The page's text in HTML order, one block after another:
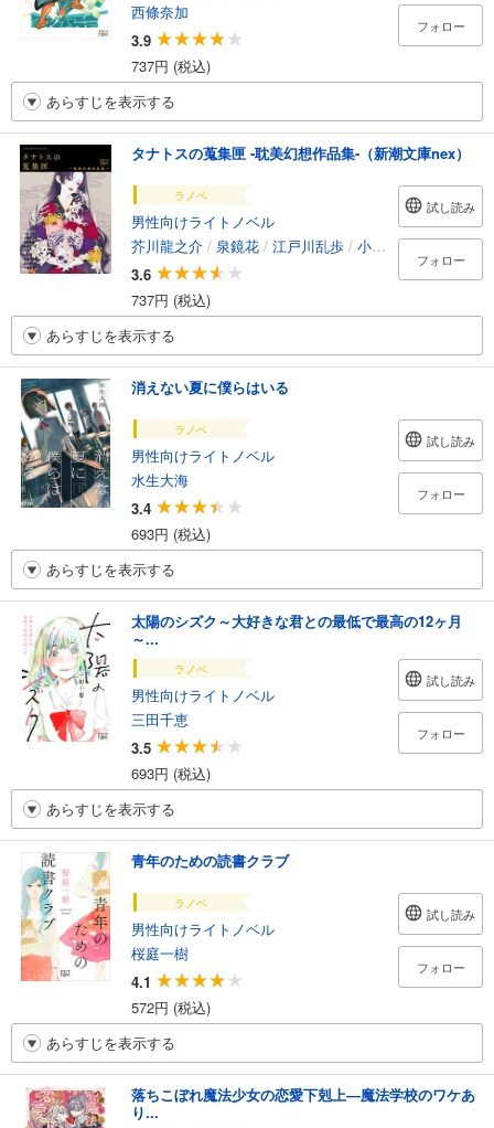
西條奈加
3.9
737円 (税込)
フォロー
あらすじを表示する
タナトスの蒐集匣 -耽美幻想作品集-（新潮文庫nex）
ラノベ
男性向けライトノベル
芥川龍之介 / 泉鏡花 / 江戸川乱歩 / 小栗虫太郎 /折口信
3.6
737円 (税込)
試し読み
フォロー
あらすじを表示する
消えない夏に僕らはいる
ラノベ
男性向けライトノベル
水生大海
3.4
693円 (税込)
試し読み
フォロー
あらすじを表示する
太陽のシズク～大好きな君との最低で最高の12ヶ月
～...
ラノベ
男性向けライトノベル
三田千恵
3.5
693円 (税込)
試し読み
フォロー
あらすじを表示する
青年のための読書クラブ
ラノベ
男性向けライトノベル
桜庭一樹
4.1
572円 (税込)
試し読み
フォロー
あらすじを表示する
落ちこぼれ魔法少女の恋愛下剋上―魔法学校のワケあ
り...